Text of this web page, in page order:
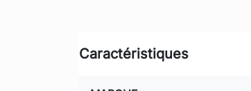
Caractéristiques